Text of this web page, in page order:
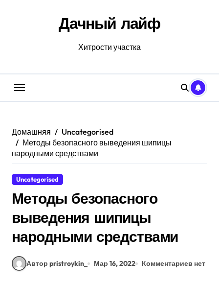
Дачный лайф
Хитрости участка
Домашняя
Uncategorised
Методы безопасного выведения шипицы
народными средствами
Uncategorised
Методы безопасного
выведения шипицы
народными средствами
Автор pristroykin_ Мар 16, 2022 Комментариев нет